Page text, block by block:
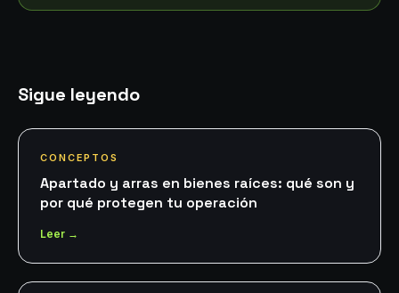
Sigue leyendo
CONCEPTOS
Apartado y arras en bienes raíces: qué son y
por qué protegen tu operación
Leer →